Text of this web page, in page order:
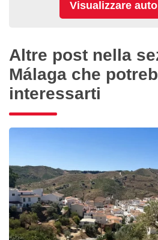
Altre post nella
Málaga che
interessarti